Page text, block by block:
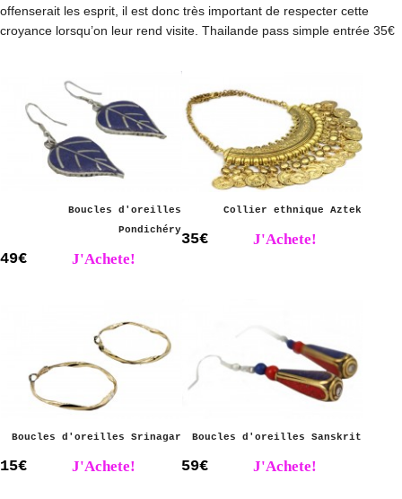
offenserait les esprit, il est donc très important de respecter cette
croyance lorsqu’on leur rend visite. Thailande pass simple entrée 35€
Boucles d'oreilles
Pondichéry
49€ J'Achete!
Collier ethnique Aztek
35€ J'Achete!
Boucles d'oreilles Srinagar
15€ J'Achete!
Boucles d'oreilles Sanskrit
59€ J'Achete!